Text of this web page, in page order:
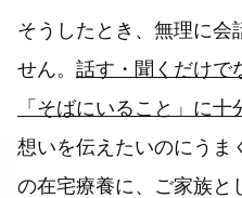
そうしたとき、無理に会
せん。 話す・聞くだけで
「そばにいること」に十
想いを伝えたいのにうま
の在宅療養に、ご家族と